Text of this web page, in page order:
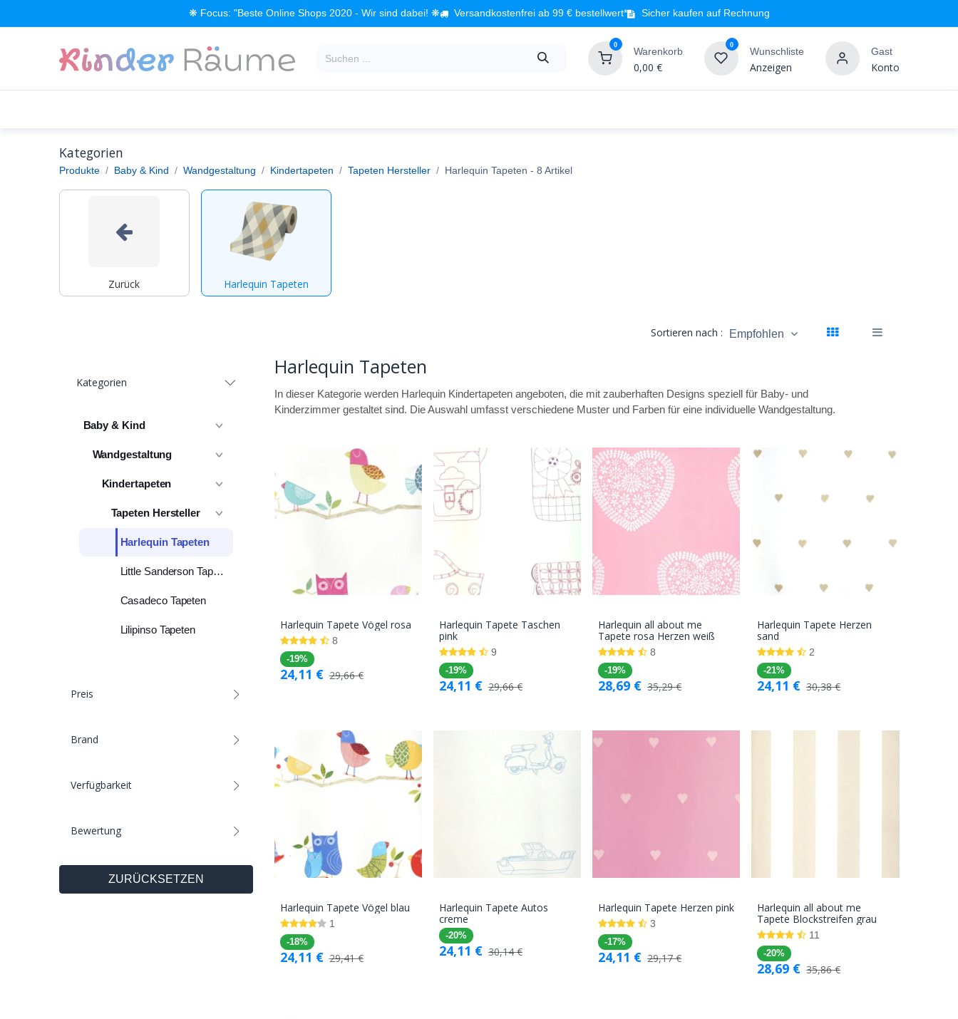
❋ Focus: "Beste Online Shops 2020 - Wir sind dabei! ❋ Versandkostenfrei ab 99 € bestellwert* Sicher kaufen auf Rechnung
0
Warenkorb
0,00 €
0
Wunschliste
Anzeigen
Gast
Konto
Kategorien
Produkte Baby & Kind Wandgestaltung Kindertapeten Tapeten Hersteller Harlequin Tapeten - 8 Artikel
Zurück Harlequin Tapeten
Sortieren nach : Empfohlen
Kategorien
Baby & Kind
Wandgestaltung
Kindertapeten
Tapeten Hersteller
Harlequin Tapeten
Little Sanderson Tapeten
Casadeco Tapeten
Lilipinso Tapeten
Preis
Brand
Verfügbarkeit
Bewertung
ZURÜCKSETZEN
Harlequin Tapeten
In dieser Kategorie werden Harlequin Kindertapeten angeboten, die mit zauberhaften Designs speziell für Baby- und
Kinderzimmer gestaltet sind. Die Auswahl umfasst verschiedene Muster und Farben für eine individuelle Wandgestaltung.
In den
Harlequin Tapete Vögel rosa
8
-19%
24,11 € 29,66€
In den
Warenkorb
Harlequin Tapete Taschen
pink
9
-19%
24,11 € 29,66€
In den
Warenkorb
Harlequin all about me
Tapete rosa Herzen weiß
8
-19%
28,69 € 35,29€
In den
Warenkorb
Harlequin Tapete Herzen
sand
2
-21%
24,11 € 30,38€
In den
Harlequin Tapete Vögel blau
1
-18%
24,11 € 29,41€
In den
Harlequin Tapete Autos
creme
-20%
24,11 € 30,14€
In den
Harlequin Tapete Herzen pink
3
-17%
24,11 € 29,17€
In den
Warenkorb
Harlequin all about me
Tapete Blockstreifen grau
11
-20%
28,69 € 35,86€